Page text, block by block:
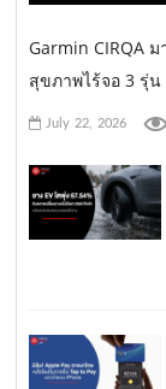
Garmin CIRQA
สุขภาพไร้จอ 3 รุ่น
July 22, 2026